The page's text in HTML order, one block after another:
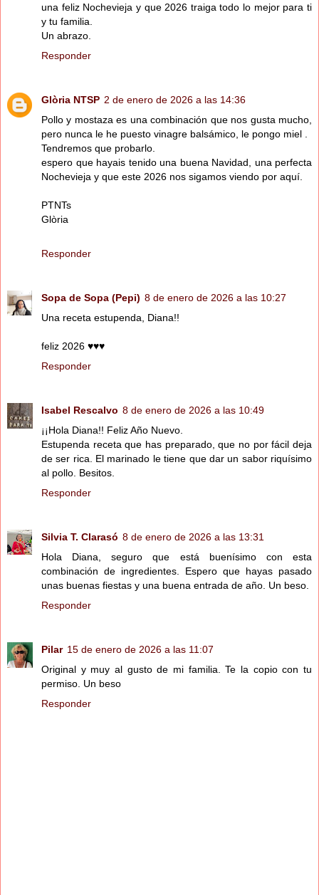
una feliz Nochevieja y que 2026 traiga todo lo mejor para ti
y tu familia.
Un abrazo.
Responder
Glòria NTSP 2 de enero de 2026 a las 14:36
Pollo y mostaza es una combinación que nos gusta mucho,
pero nunca le he puesto vinagre balsámico, le pongo miel .
Tendremos que probarlo.
espero que hayais tenido una buena Navidad, una perfecta
Nochevieja y que este 2026 nos sigamos viendo por aquí.
PTNTs
Glòria
Responder
Sopa de Sopa (Pepi) 8 de enero de 2026 a las 10:27
Una receta estupenda, Diana!!
feliz 2026 ♥♥♥
Responder
Isabel Rescalvo 8 de enero de 2026 a las 10:49
¡¡Hola Diana!! Feliz Año Nuevo.
Estupenda receta que has preparado, que no por fácil deja
de ser rica. El marinado le tiene que dar un sabor riquísimo
al pollo. Besitos.
Responder
Silvia T. Clarasó 8 de enero de 2026 a las 13:31
Hola Diana, seguro que está buenísimo con esta
combinación de ingredientes. Espero que hayas pasado
unas buenas fiestas y una buena entrada de año. Un beso.
Responder
Pilar 15 de enero de 2026 a las 11:07
Original y muy al gusto de mi familia. Te la copio con tu
permiso. Un beso
Responder